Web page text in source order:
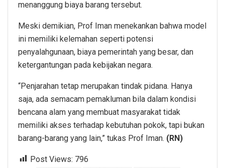
menanggung biaya barang tersebut.
Meski demikian, Prof Iman menekankan bahwa model
ini memiliki kelemahan seperti potensi
penyalahgunaan, biaya pemerintah yang besar, dan
ketergantungan pada kebijakan negara.
“Penjarahan tetap merupakan tindak pidana. Hanya
saja, ada semacam pemakluman bila dalam kondisi
bencana alam yang membuat masyarakat tidak
memiliki akses terhadap kebutuhan pokok, tapi bukan
barang-barang yang lain,” tukas Prof Iman. (RN)
Post Views: 796